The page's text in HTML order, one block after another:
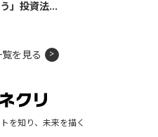
」投資法...
を見る
を知り、未来を描く